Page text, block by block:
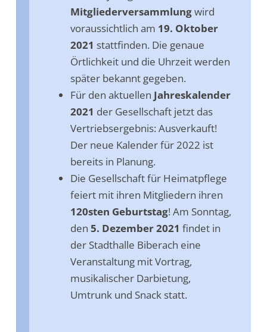
Mitgliederversammlungwird
voraussichtlich am 19. Oktober
2021 stattfinden. Die genaue
Örtlichkeit und die Uhrzeit werden
später bekannt gegeben.
Für den aktuellen Jahreskalender
2021 der Gesellschaft jetzt das
Vertriebsergebnis: Ausverkauft!
Der neue Kalender für 2022 ist
bereits in Planung.
Die Gesellschaft für Heimatpflege
feiert mit ihren Mitgliedern ihren
120sten Geburtstag! Am Sonntag,
den 5. Dezember 2021 findet in
der Stadthalle Biberach eine
Veranstaltung mit Vortrag,
musikalischer Darbietung,
Umtrunk und Snack statt.